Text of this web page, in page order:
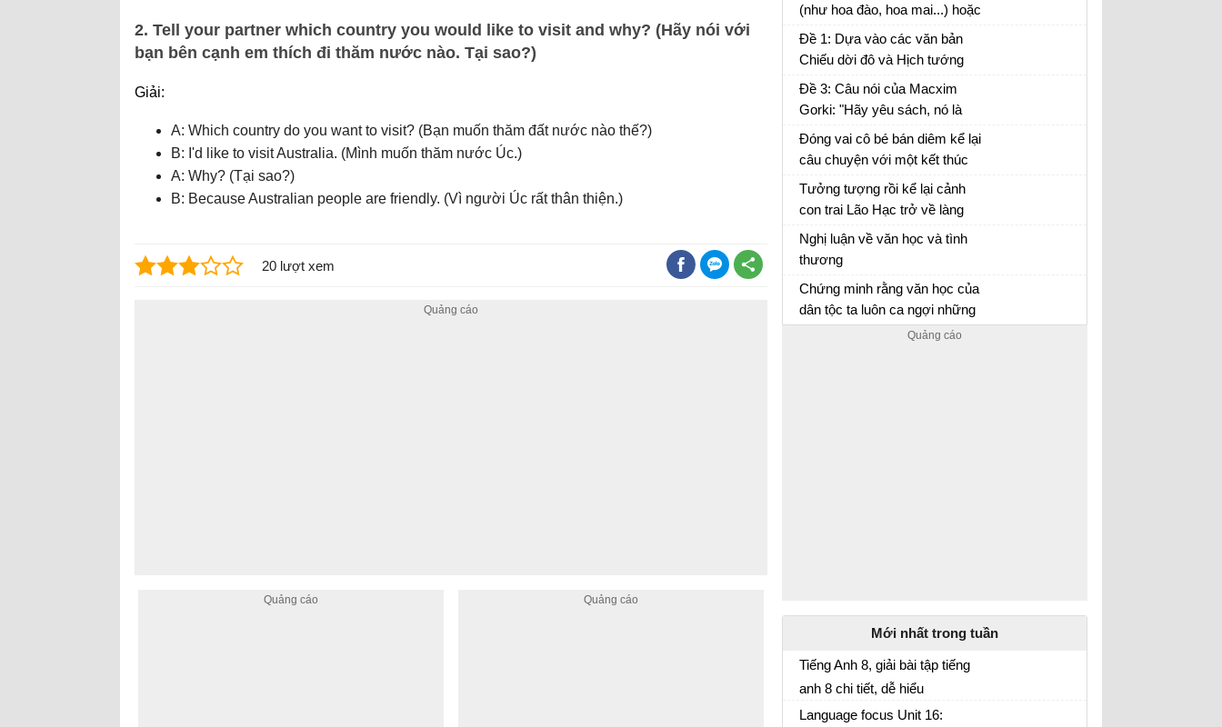
2. Tell your partner which country you would like to visit and why? (Hãy nói với
bạn bên cạnh em thích đi thăm nước nào. Tại sao?)
Giải:
A: Which country do you want to visit? (Bạn muốn thăm đất nước nào thế?)
B: I'd like to visit Australia. (Mình muốn thăm nước Úc.)
A: Why? (Tại sao?)
B: Because Australian people are friendly. (Vì người Úc rất thân thiện.)
20 lượt xem
(như hoa đào, hoa mai...) hoặc
một loại cây (như cây chuối,
cây na...)
Đề 1: Dựa vào các văn bản
Chiếu dời đô và Hịch tướng
sĩ, hãy nêu suy nghĩ của em
về vai trò của người lãnh đạo
anh minh...
Đề 3: Câu nói của Macxim
Gorki: "Hãy yêu sách, nó là
nguồn kiến thức, chỉ có kiến
thức là con đường sống" gợi
cho em suy nghĩ gì?
Đóng vai cô bé bán diêm kể lại
câu chuyện với một kết thúc
mới
Đóng vai cô bé bán diêm kể lại câu chuyện về
cuộc đời mình với các kết thúc khác nhau
Tưởng tượng rồi kể lại cảnh
con trai Lão Hạc trở về làng
và thăm mộ cha
Hãy tưởng tượng mình là con trai Lão Hạc để
kể lại câu chuyện ngày trở về quê hương thăm
Nghị luận về văn học và tình
thương
Viết một bài văn nghị luận về văn học và tình
thương lớp 8
Chứng minh rằng văn học của
dân tộc ta luôn ca ngợi những
ai biết “thương người như thể
Văn học và tình thương
Mới nhất trong tuần
Tiếng Anh 8, giải bài tập tiếng
anh 8 chi tiết, dễ hiểu
Language focus Unit 16: